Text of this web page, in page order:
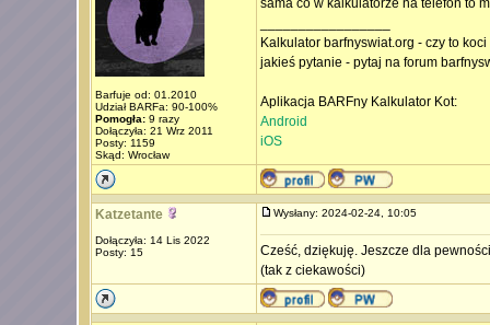
Barfuje od: 01.2010
Udział BARFa: 90-100%
Pomogła:9 razy
Dołączyła: 21 Wrz 2011
Posty: 1159
Skąd: Wrocław
sama co w kalkulatorze na telefon to
Kalkulator barfnyswiat.org - czy to
jakieś pytanie - pytaj na forum
Aplikacja BARFny Kalkulator Kot:
Android
iOS
Katzetante
Dołączyła: 14 Lis 2022
Posty: 15
Wysłany: 2024-02-24, 10:05
Cześć, dziękuję. Jeszcze dla
(tak z ciekawości)